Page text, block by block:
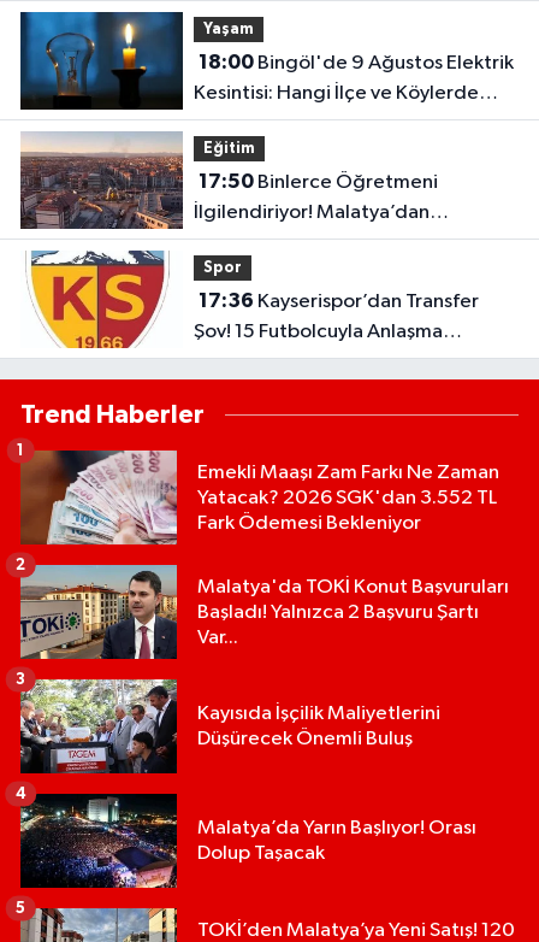
Yaşam
18:00Bingöl'de 9 Ağustos Elektrik
Kesintisi: Hangi İlçe ve Köylerde
Elektrikler Kesilecek?
Eğitim
17:50Binlerce Öğretmeni
İlgilendiriyor! Malatya’dan
Bakanlığa “İl Emri” Çağrısı
Spor
17:36
Şov! 15 Futbolcuyla Anlaşma
Sağlandı
Trend Haberler
Emekli Maaşı Zam Farkı Ne Zaman
Yatacak? 2026 SGK'dan 3.552 TL
Fark Ödemesi Bekleniyor
1
Malatya'da TOKİ Konut Başvuruları
Başladı! Yalnızca 2 Başvuru Şartı
Var...
2
Kayısıda İşçilik Maliyetlerini
Düşürecek Önemli Buluş
3
Malatya’da Yarın Başlıyor! Orası
Dolup Taşacak
4
TOKİ’den Malatya’ya Yeni Satış! 120
5